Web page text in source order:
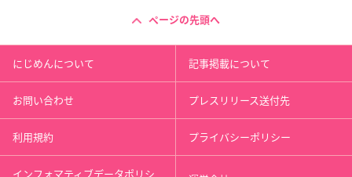
ページの先頭へ
にじめんについて 記事掲載について
お問い合わせ プレスリリース送付先
利用規約 プライバシーポリシー
インフォマティブデータポリシ